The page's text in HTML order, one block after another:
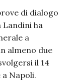
di dialogo
ha
a
almeno due
il 14
Napoli.